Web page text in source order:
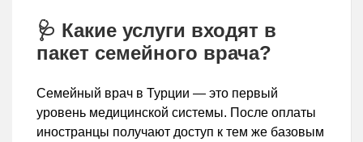
🩺 Какие услуги входят в
пакет семейного врача?
Семейный врач в Турции — это первый
уровень медицинской системы. После оплаты
иностранцы получают доступ к тем же базовым